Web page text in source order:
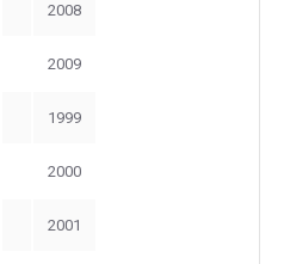
2008
2009
1999
2000
2001